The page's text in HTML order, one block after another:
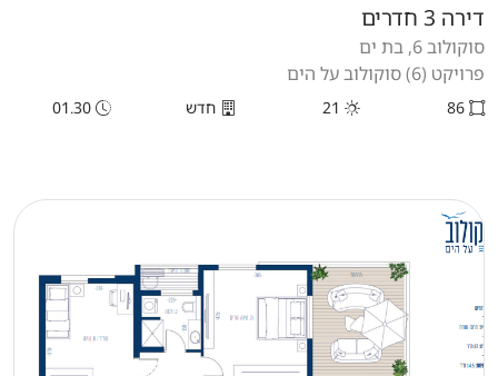
דירה 3 חדרים
סוקולוב 6, בת ים
פרויקט (6) סוקולוב על הים
חדש